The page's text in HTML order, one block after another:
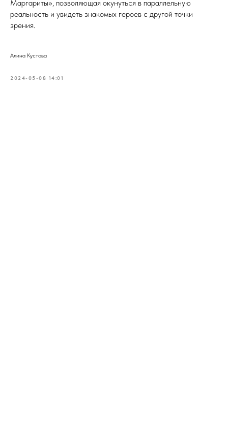
Маргариты», позволяющая окунуться в параллельную
реальность и увидеть знакомых героев с другой точки
зрения.
Алина Кустова
2024-05-08 14:01